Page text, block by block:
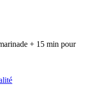
+ 15 min pour